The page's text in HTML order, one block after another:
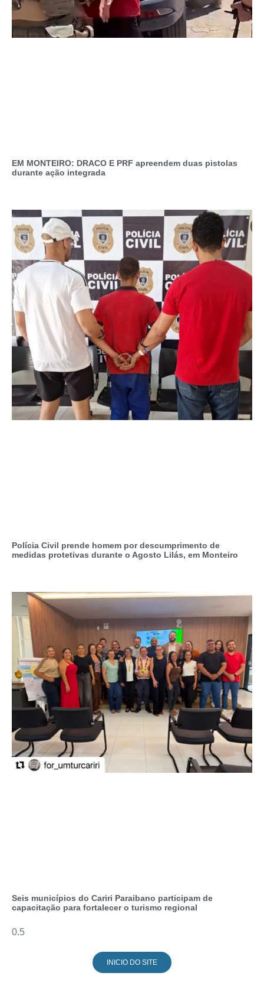
EM MONTEIRO: DRACO E PRF apreendem duas pistolas
durante ação integrada
Polícia Civil prende homem por descumprimento de
medidas protetivas durante o Agosto Lilás, em Monteiro
Seis municípios do Cariri Paraibano participam de
capacitação para fortalecer o turismo regional
INICIO DO SITE